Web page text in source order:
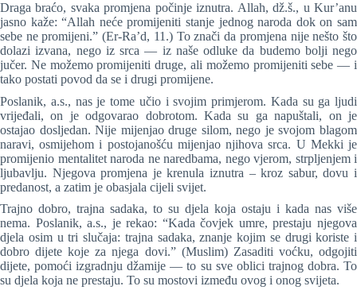
Draga braćo, svaka promjena počinje iznutra. Allah, dž.š., u Kur’anu
jasno kaže: “Allah neće promijeniti stanje jednog naroda dok on sam
sebe ne promijeni.” (Er-Ra’d, 11.) To znači da promjena nije nešto što
dolazi izvana, nego iz srca — iz naše odluke da budemo bolji nego
jučer. Ne možemo promijeniti druge, ali možemo promijeniti sebe — i
tako postati povod da se i drugi promijene.
Poslanik, a.s., nas je tome učio i svojim primjerom. Kada su ga ljudi
vrijeđali, on je odgovarao dobrotom. Kada su ga napuštali, on je
ostajao dosljedan. Nije mijenjao druge silom, nego je svojom blagom
naravi, osmijehom i postojanošću mijenjao njihova srca. U Mekki je
promijenio mentalitet naroda ne naredbama, nego vjerom, strpljenjem i
ljubavlju. Njegova promjena je krenula iznutra – kroz sabur, dovu i
predanost, a zatim je obasjala cijeli svijet.
Trajno dobro, trajna sadaka, to su djela koja ostaju i kada nas više
nema. Poslanik, a.s., je rekao: “Kada čovjek umre, prestaju njegova
djela osim u tri slučaja: trajna sadaka, znanje kojim se drugi koriste i
dobro dijete koje za njega dovi.” (Muslim) Zasaditi voćku, odgojiti
dijete, pomoći izgradnju džamije — to su sve oblici trajnog dobra. To
su djela koja ne prestaju. To su mostovi između ovog i onog svijeta.